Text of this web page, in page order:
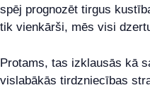
spēj prognozēt tirgus
tik vienkārši, mēs visi
Protams, tas izklausās kā
vislabākās tirdzniecības